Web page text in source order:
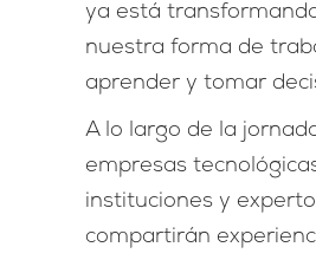
ya está
nuestra forma de
aprender y tomar
A lo largo de la
empresas
instituciones y
compartirán